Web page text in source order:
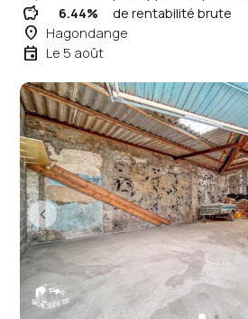
savings 6.44% de rentabilité brute
place Hagondange
event Le 5 août